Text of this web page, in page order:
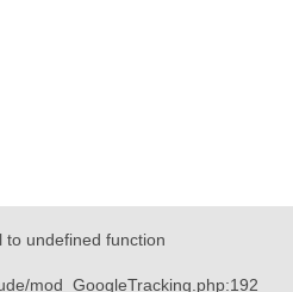
to undefined function
mod_GoogleTracking.php:192